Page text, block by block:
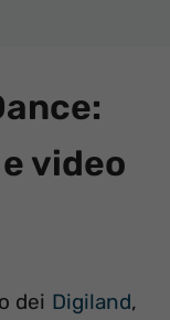
video
dei Digiland,